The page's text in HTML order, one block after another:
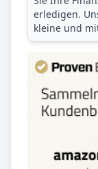
erledigen.
kleine und